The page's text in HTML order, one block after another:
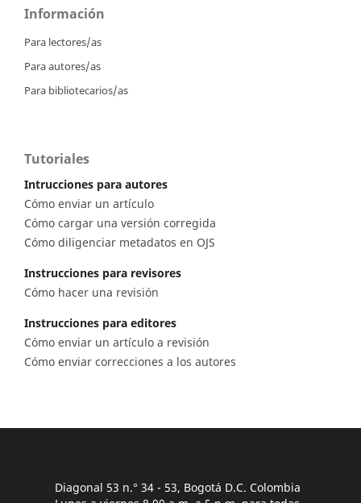
Información
Para lectores/as
Para autores/as
Para bibliotecarios/as
Tutoriales
Intrucciones para autores
Cómo enviar un artículo
Cómo cargar una versión corregida
Cómo diligenciar metadatos en OJS
Instrucciones para revisores
Cómo hacer una revisión
Instrucciones para editores
Cómo enviar un artículo a revisión
Cómo enviar correcciones a los autores
Diagonal 53 n.° 34 - 53, Bogotá D.C. Colombia